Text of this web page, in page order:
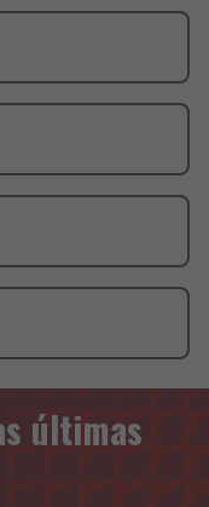
últimas